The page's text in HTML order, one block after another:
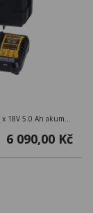
Aku příklepová vrtačka 18V McLaren, 90 Nm, 2000 ot/min, 2 x 18V 5.0 Ah akumulátory, nabíječka, kufr TSTAK
6 090,00 Kč